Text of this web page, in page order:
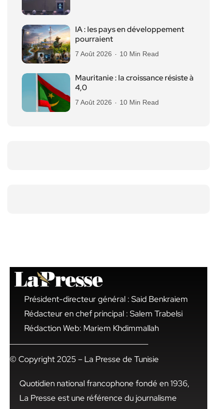
IA : les pays en développement
pourraient
7 Août 2026 10 Min Read
Mauritanie : la croissance résiste à
4,0
7 Août 2026 10 Min Read
Président-directeur général : Said Benkraiem
Rédacteur en chef principal : Salem Trabelsi
Rédaction Web: Mariem Khdimmallah
© Copyright 2025 – La Presse de Tunisie
Quotidien national francophone fondé en 1936,
La Presse est une référence du journalisme